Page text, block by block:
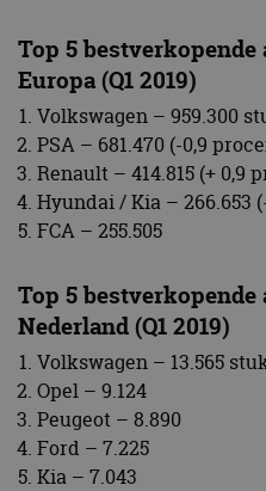
Top 5
Europa (Q1 2019)
Volkswagen – 959.300
PSA – 681.470 (-0,9
Renault – 414.815 (+ 0,9
Hyundai / Kia – 266.653
FCA – 255.505
Top 5
Nederland (Q1 2019)
Volkswagen – 13.565
Opel – 9.124
Peugeot – 8.890
Ford – 7.225
Kia – 7.043